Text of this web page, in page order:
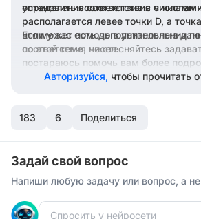
установить соответствие с числами
определения соответствия с
располагается левее точки D, а
что может помочь в установлении
соответствия чисел.
Если у вас есть дополнительные
по этой теме, не стесняйтесь
постараюсь помочь вам более
Авторизуйся, чтобы прочитать
183 6 Поделиться
Задай свой вопрос
Напиши любую задачу или вопрос, а